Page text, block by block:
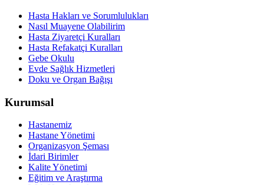
Hasta Hakları ve Sorumlulukları
Nasıl Muayene Olabilirim
Hasta Ziyaretçi Kuralları
Hasta Refakatçi Kuralları
Gebe Okulu
Evde Sağlık Hizmetleri
Doku ve Organ Bağışı
Kurumsal
Hastanemiz
Hastane Yönetimi
Organizasyon Şeması
İdari Birimler
Kalite Yönetimi
Eğitim ve Araştırma